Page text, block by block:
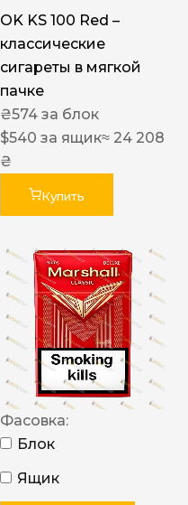
OK KS 100 Red –
классические
сигареты в мягкой
пачке
₴574 за блок
$540 за ящик≈ 24 208
₴
Купить
Фасовка:
Блок
Ящик